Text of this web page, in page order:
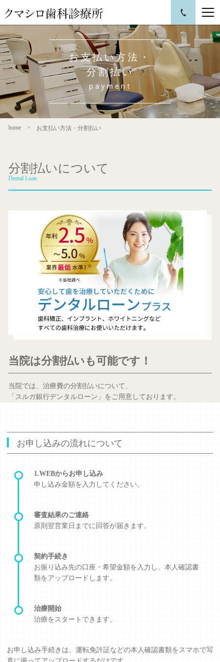
お支払い方法・
分割払い
payment
home お支払い方法・分割払い
分割払いについて
Dental Loan
当院は分割払いも可能です！
当院では、治療費の分割払いについて、
「スルガ銀行デンタルローン」をご用意しております。
お申し込みの流れについて
1.WEBからお申し込み
申し込み金額を入力してください。
審査結果のご連絡
原則翌営業日までに回答が届きます。
契約手続き
お振り込み先の口座・希望金額を入力し、本人確認書
類をアップロードします。
治療開始
治療をスタートできます。
お申し込み手続きは、運転免許証などの本人確認書類をスマホで写